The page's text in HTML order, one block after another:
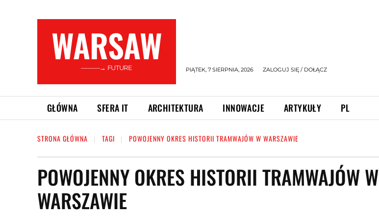
WARSAW
———→ FUTURE PIĄTEK, 7 SIERPNIA, 2026 ZALOGUJ SIĘ / DOŁĄCZ
GŁÓWNA SFERA IT ARCHITEKTURA INNOWACJE ARTYKUŁY PL
STRONA GŁÓWNA TAGI POWOJENNY OKRES HISTORII TRAMWAJÓW W WARSZAWIE
POWOJENNY OKRES HISTORII TRAMWAJÓW W
WARSZAWIE